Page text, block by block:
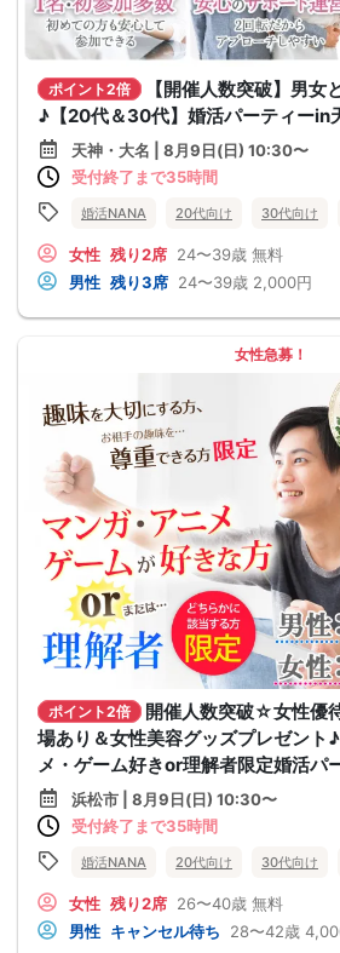
ポイント2倍
【開催人数突破】男女
♪【20代＆30代】婚活パーティーin
天神・大名 | 8月9日(日) 10:30〜
受付終了まで35時間
婚活NANA 20代向け 30代向け
女性 残り2席 24〜39歳 無料
男性 残り3席 24〜39歳 2,000円
女性急募！
ポイント2倍
開催人数突破☆女性優
場あり＆女性美容グッズプレゼント
メ・ゲーム好きor理解者限定婚活パ
浜松市 | 8月9日(日) 10:30〜
受付終了まで35時間
婚活NANA 20代向け 30代向け
女性 残り2席 26〜40歳 無料
男性 キャンセル待ち 28〜42歳